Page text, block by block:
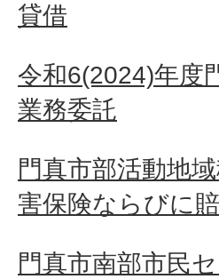
貸借
令和6(2024)年度
業務委託
門真市部活動地
害保険ならびに
門真市南部市民